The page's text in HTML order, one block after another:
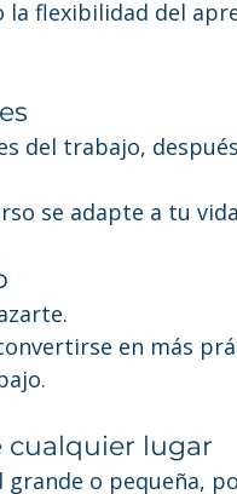
la flexibilidad del
del trabajo,
se adapte a tu
en más
cualquier lugar
grande o pequeña,